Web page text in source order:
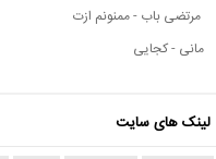
مرتضی باب - ممنونم ازت
مانی - کجایی
لینک های سایت